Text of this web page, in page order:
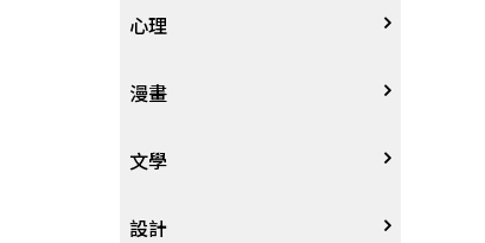
歷史人物傳記
兩岸國際
商學、經濟學
投資理財
人物傳記
職場工作術
其他
科普
數學
航空
繪畫/書法
攝影
電影
棋藝桌遊
4~8歲
8~12歲
12~18歲
遊戲書
家庭、親子
疾病養生
醫療人文
心理
心理學
勵志成長
人際關係
漫畫
漫畫
圖文繪本
文學
中文文學
設計